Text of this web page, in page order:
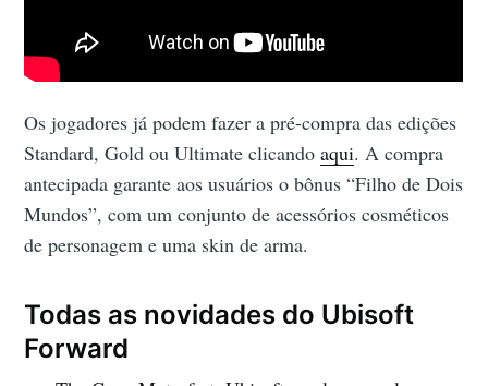
Os jogadores já podem fazer a pré-compra das edições
Standard, Gold ou Ultimate clicandoaqui. A compra
antecipada garante aos usuários o bônus “Filho de Dois
Mundos”, com um conjunto de acessórios cosméticos
de personagem e uma skin de arma.
Todas as novidades do Ubisoft
Forward